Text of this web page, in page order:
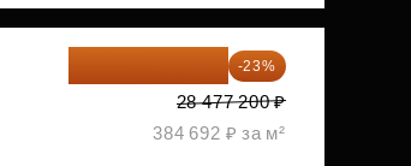
-23%
28 477 200 ₽
384 692 ₽ за м²